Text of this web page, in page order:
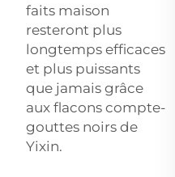
faits maison
resteront plus
longtemps efficaces
et plus puissants
que jamais grâce
aux flacons compte-
gouttes noirs de
Yixin.